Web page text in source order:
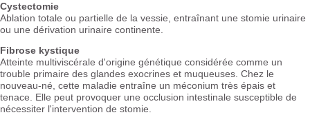
Cystectomie
Ablation totale ou partielle de la vessie, entraînant une stomie urinaire
ou une dérivation urinaire continente.
Fibrose kystique
Atteinte multiviscérale d'origine génétique considérée comme un
trouble primaire des glandes exocrines et muqueuses. Chez le
nouveau-né, cette maladie entraîne un méconium très épais et
tenace. Elle peut provoquer une occlusion intestinale susceptible de
nécessiter l'intervention de stomie.